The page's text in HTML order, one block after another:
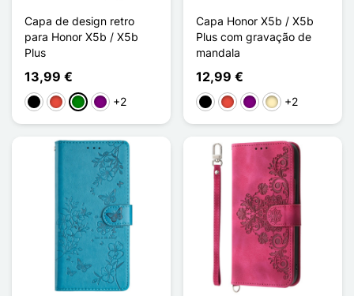
Capa de design retro
para Honor X5b / X5b
Plus
13,99 €
PretoVermelho
VerdePúrpura
+2
Capa Honor X5b / X5b
Plus com gravação de
mandala
12,99 €
PretoVermelho
Púrpura
Ouro+2